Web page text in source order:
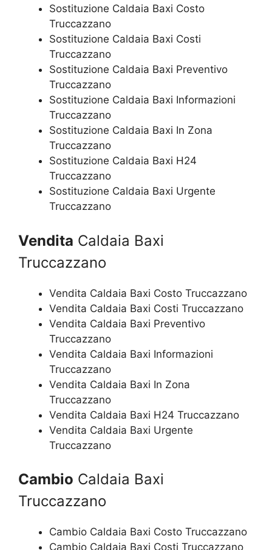
Sostituzione Caldaia Baxi Costo
Truccazzano
Sostituzione Caldaia Baxi Costi
Truccazzano
Sostituzione Caldaia Baxi Preventivo
Truccazzano
Sostituzione Caldaia Baxi Informazioni
Truccazzano
Sostituzione Caldaia Baxi In Zona
Truccazzano
Sostituzione Caldaia Baxi H24
Truccazzano
Sostituzione Caldaia Baxi Urgente
Truccazzano
Vendita Caldaia Baxi
Truccazzano
Vendita Caldaia Baxi Costo Truccazzano
Vendita Caldaia Baxi Costi Truccazzano
Vendita Caldaia Baxi Preventivo
Truccazzano
Vendita Caldaia Baxi Informazioni
Truccazzano
Vendita Caldaia Baxi In Zona
Truccazzano
Vendita Caldaia Baxi H24 Truccazzano
Vendita Caldaia Baxi Urgente
Truccazzano
Cambio Caldaia Baxi
Truccazzano
Cambio Caldaia Baxi Costo Truccazzano
Cambio Caldaia Baxi Costi Truccazzano